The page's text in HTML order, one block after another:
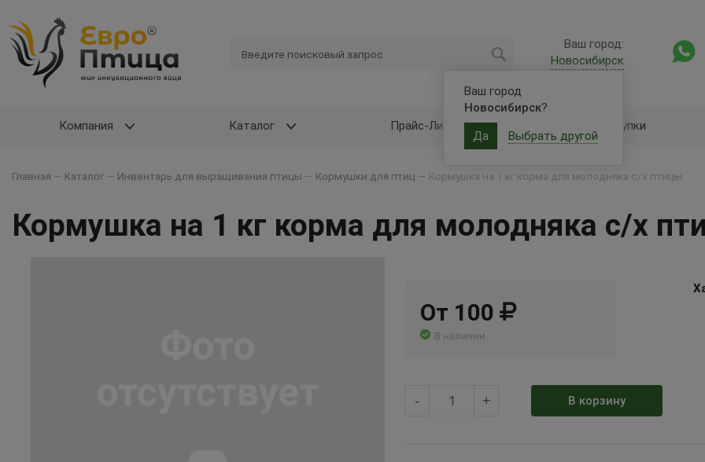
Ваш город:
Новосибирск
Ваш город
Новосибирск?
Да
Выбрать другой
Компания Каталог Прайс-Лист Оптовые закупки
Главная — Каталог — Инвентарь для выращивания птицы — Кормушки для птиц — Кормушка на 1 кг корма для молодняка с/х птицы
Кормушка на 1 кг корма для молодняка с/х
От 100
В наличии
- + В корзину